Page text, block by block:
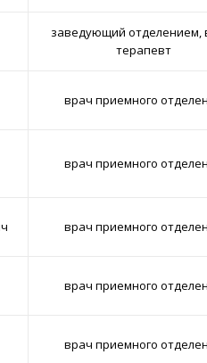
заведующий отделением,
терапевт
врач приемного
врач приемного
врач приемного
врач приемного
врач приемного